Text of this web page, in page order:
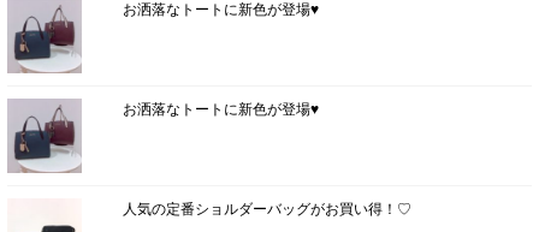
お洒落なトートに新色が登場♥
お洒落なトートに新色が登場♥
人気の定番ショルダーバッグがお買い得！♡